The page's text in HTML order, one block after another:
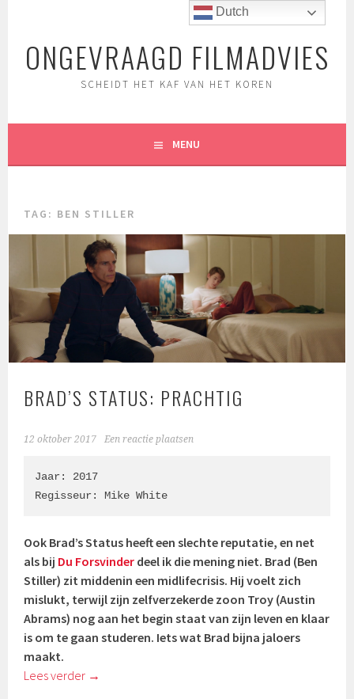
inhoudONGEVRAAGD FILMADVIES
SCHEIDT HET KAF VAN HET KOREN
MENU
TAG: BEN STILLER
BRAD’S STATUS: PRACHTIG
12 oktober 2017 Een reactie plaatsen
Jaar: 2017
Regisseur: Mike White
Ook Brad’s Status heeft een slechte reputatie, en net
als bij Du Forsvinder deel ik die mening niet. Brad (Ben
Stiller) zit middenin een midlifecrisis. Hij voelt zich
mislukt, terwijl zijn zelfverzekerde zoon Troy (Austin
Abrams) nog aan het begin staat van zijn leven en klaar
is om te gaan studeren. Iets wat Brad bijna jaloers
maakt.
Lees verder →
Dutch